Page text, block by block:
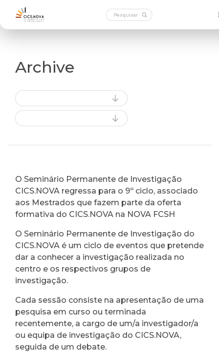
Archive
O Seminário Permanente de Investigação
CICS.NOVA regressa para o 9º ciclo, associado
aos Mestrados que fazem parte da oferta
formativa do CICS.NOVA na NOVA FCSH
O Seminário Permanente de Investigação do
CICS.NOVA é um ciclo de eventos que pretende
dar a conhecer a investigação realizada no
centro e os respectivos grupos de
investigação.
Cada sessão consiste na apresentação de uma
pesquisa em curso ou terminada
recentemente, a cargo de um/a investigador/a
ou equipa de investigação do CICS.NOVA,
seguida de um debate.